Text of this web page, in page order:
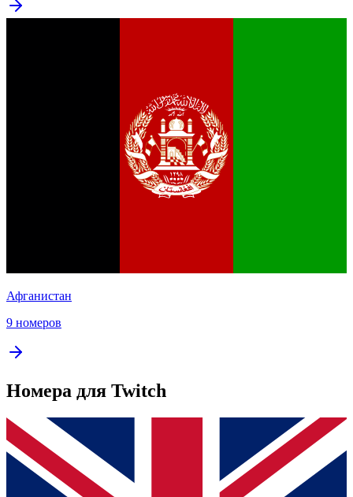
Афганистан
9 номеров
Номера для Twitch